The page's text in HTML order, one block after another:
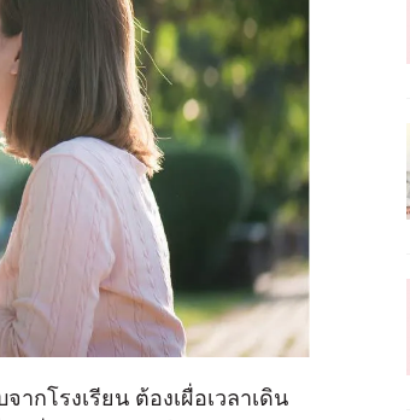
กโรงเรียน ต้องเผื่อเวลาเดิน